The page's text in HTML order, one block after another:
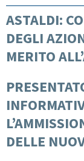
ASTALDI:
DEGLI
MERITO
DELLE